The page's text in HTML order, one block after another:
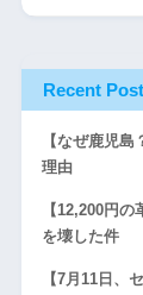
Recent
【なぜ鹿児
理由
【12,200円
を壊した件
【7月11日、